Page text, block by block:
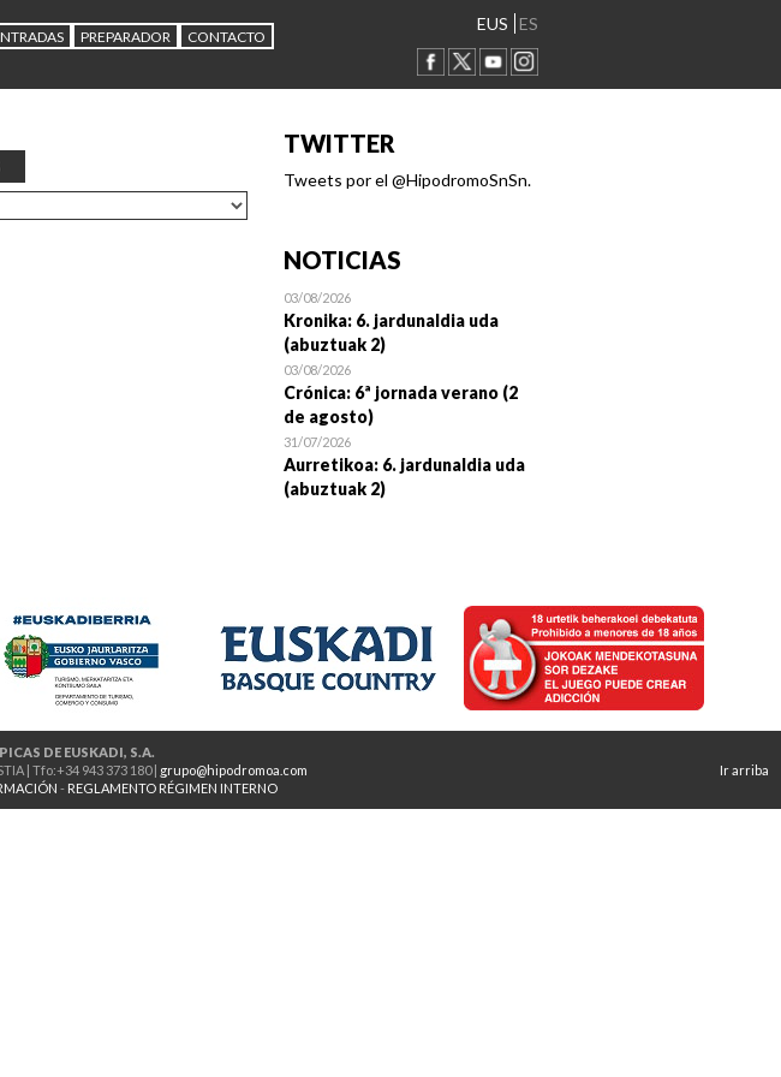
PREPARADOR CONTACTO
EUS ES
TWITTER
Tweets por el @HipodromoSnSn.
NOTICIAS
03/08/2026
Kronika: 6. jardunaldia uda
(abuztuak 2)
03/08/2026
Crónica: 6ª jornada verano (2
de agosto)
31/07/2026
Aurretikoa: 6. jardunaldia uda
(abuztuak 2)
DE EUSKADI, S.A.
Ir arriba
| Tfo:+34 943 373 180 | grupo@hipodromoa.com
- REGLAMENTO RÉGIMEN INTERNO